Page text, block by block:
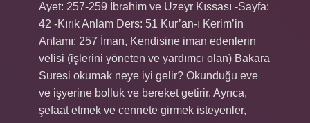
Ayet: 257-259 İbrahim ve Uzeyr Kıssası -Sayfa:
42 -Kırık Anlam Ders: 51 Kur’an-ı Kerim’in
Anlamı: 257 İman, Kendisine iman edenlerin
velisi (işlerini yöneten ve yardımcı olan) Bakara
Suresi okumak neye iyi gelir? Okunduğu eve
ve işyerine bolluk ve bereket getirir. Ayrıca,
şefaat etmek ve cennete girmek isteyenler,